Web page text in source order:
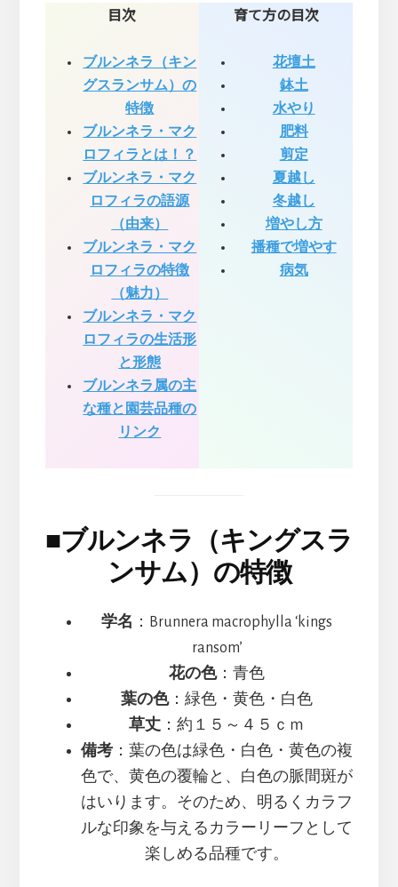
目次
ブルンネラ（キン
グスランサム）の
特徴
ブルンネラ・マク
ロフィラとは！？
ブルンネラ・マク
ロフィラの語源
（由来）
ブルンネラ・マク
ロフィラの特徴
（魅力）
ブルンネラ・マク
ロフィラの生活形
と形態
ブルンネラ属の主
な種と園芸品種の
リンク
育て方の目次
花壇土
鉢土
水やり
肥料
剪定
夏越し
冬越し
増やし方
播種で増やす
病気
■ブルンネラ（キングスラ
ンサム）の特徴
学名 ：Brunnera macrophylla ‘kings
ransom’
花の色：青色
葉の色：緑色・黄色・白色
草丈 ：約１５～４５ｃｍ
備考 ：葉の色は緑色・白色・黄色の複
色で、黄色の覆輪と、白色の脈間斑が
はいります。そのため、明るくカラフ
ルな印象を与えるカラーリーフとして
楽しめる品種です。